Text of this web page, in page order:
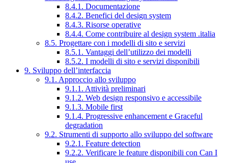
8.4.1. Documentazione
8.4.2. Benefici del design system
8.4.3. Risorse operative
8.4.4. Come contribuire al design system .italia
8.5. Progettare con i modelli di sito e servizi
8.5.1. Vantaggi dell’utilizzo dei modelli
8.5.2. I modelli di sito e servizi disponibili
9. Sviluppo dell’interfaccia
9.1. Approccio allo sviluppo
9.1.1. Attività preliminari
9.1.2. Web design responsivo e accessibile
9.1.3. Mobile first
9.1.4. Progressive enhancement e Graceful
degradation
9.2. Strumenti di supporto allo sviluppo del software
9.2.1. Feature detection
9.2.2. Verificare le feature disponibili con Can I